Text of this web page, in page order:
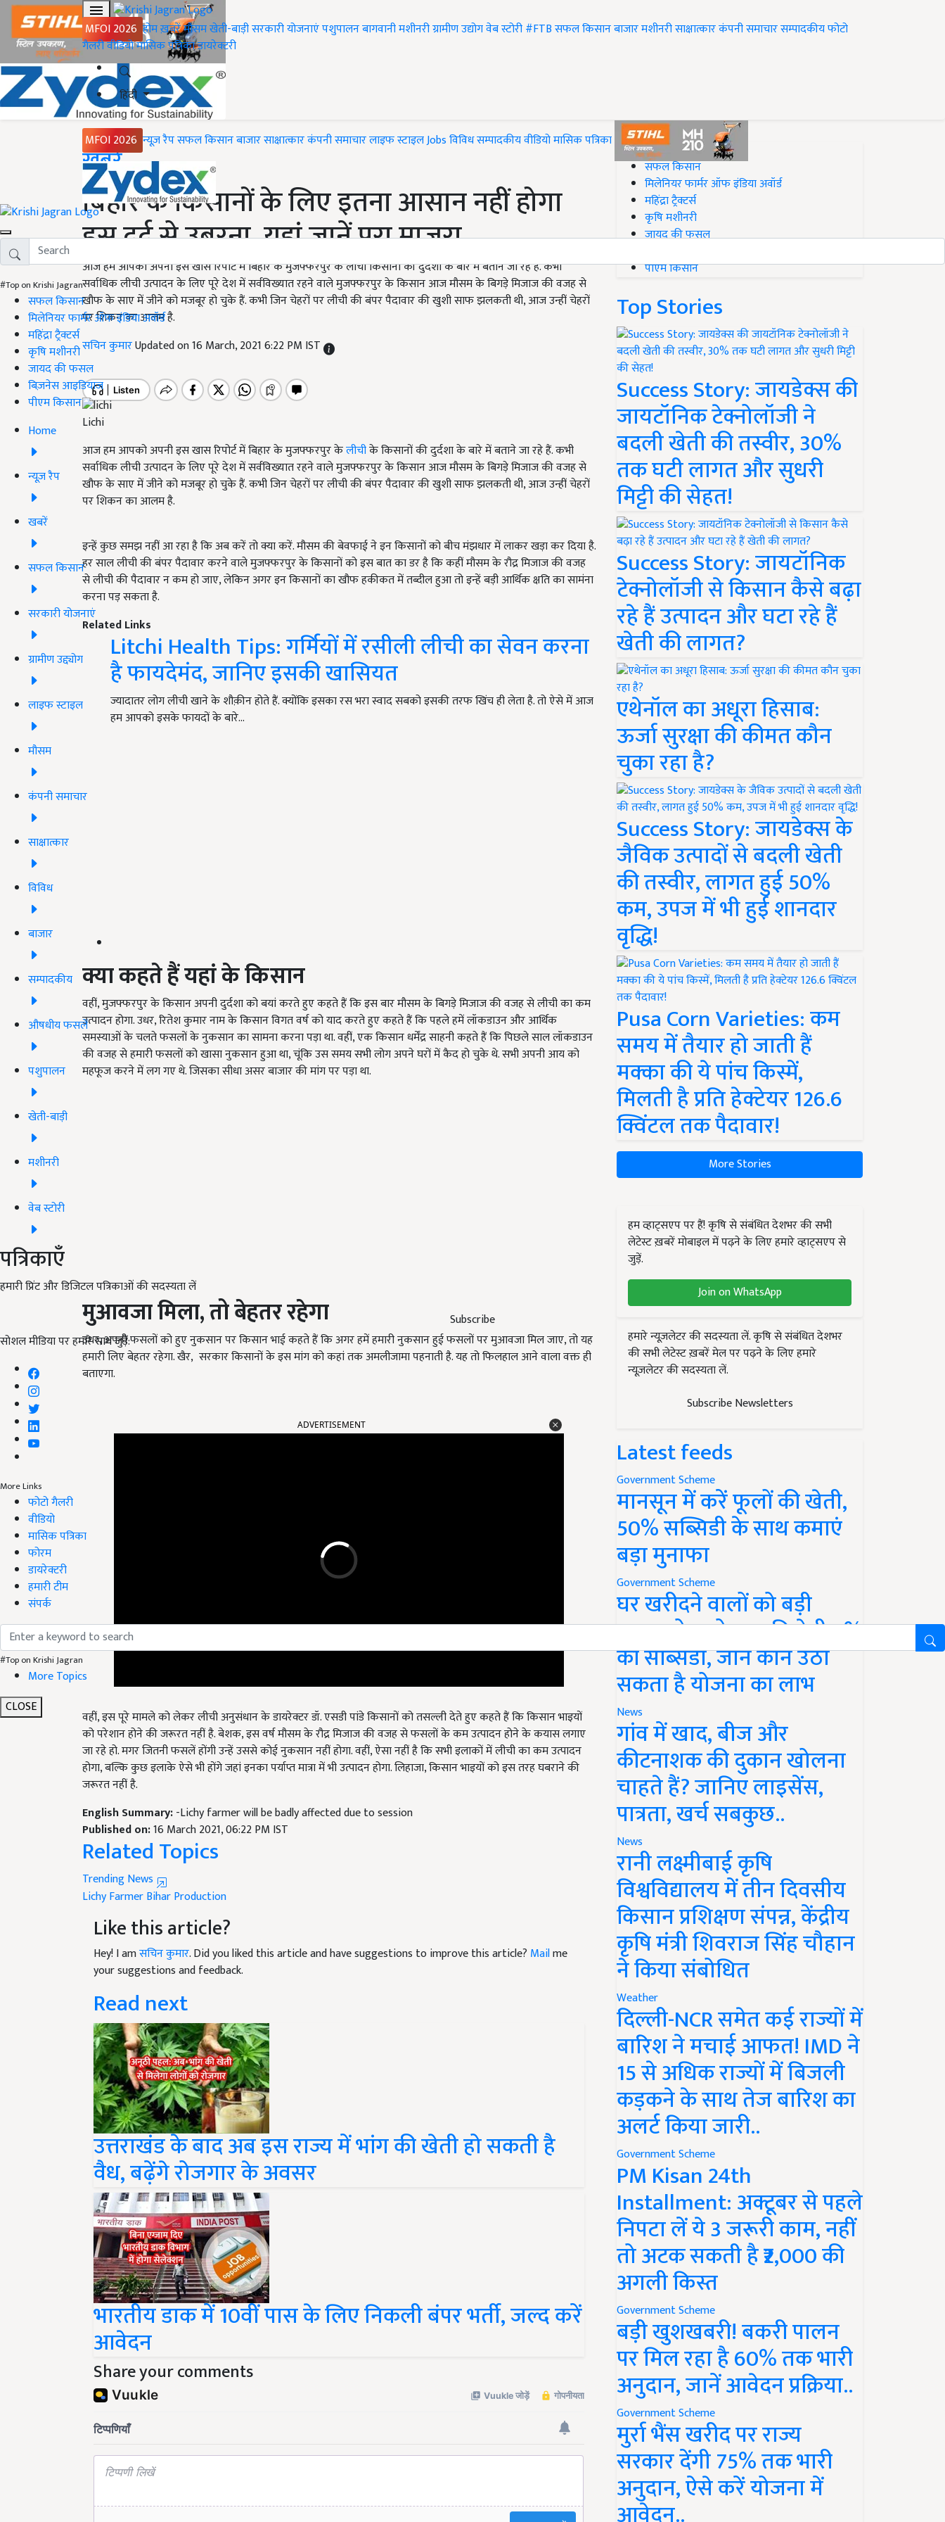
MFOI 2026 होमख़बरेंमौसमखेती-बाड़ीसरकारी योजनाएंपशुपालनबागवानीमशीनरीग्रामीण उद्योगवेब स्टोरी#FTBसफल किसानबाजारमशीनरीसाक्षात्कारकंपनी समाचारसम्पादकीयफोटो
गैलरीवीडियोमासिक पत्रिकाडायरेक्टरी
हिंदी
MFOI 2026 न्यूज़ रैपसफल किसानबाजारसाक्षात्कारकंपनी समाचारलाइफ स्टाइलJobsविविधसम्पादकीयवीडियोमासिक पत्रिका
#Top on Krishi Jagran
सफल किसान
मिलेनियर फार्मर ऑफ इंडिया अवॉर्ड
महिंद्रा ट्रैक्टर्स
कृषि मशीनरी
जायद की फसल
बिज़नेस आइडियाज
पीएम किसान
Home
न्यूज़ रैप
खबरें
सफल किसान
सरकारी योजनाएं
ग्रामीण उद्द्योग
लाइफ स्टाइल
मौसम
कंपनी समाचार
साक्षात्कार
विविध
बाजार
सम्पादकीय
औषधीय फसलें
पशुपालन
खेती-बाड़ी
मशीनरी
वेब स्टोरी
पत्रिकाएँ
हमारी प्रिंट और डिजिटल पत्रिकाओं की सदस्यता लें
Subscribe
सोशल मीडिया पर हमारे साथ जुड़ें:
More Links
फोटो गैलरी
वीडियो
मासिक पत्रिका
फोरम
डायरेक्टरी
हमारी टीम
संपर्क
#Top on Krishi Jagran
More Topics
CLOSE
Home
ख़बरें
बिहार के किसानों के लिए इतना आसान नहीं होगा
इस दर्द से उबरना, यहां जानें पूरा माजरा
आज हम आपको अपनी इस खास रिपोर्ट में बिहार के मुजफ्फरपुर के लीची किसानों की दुर्दशा के बारे में बताने जा रहे हैं. कभी
सर्वाधिक लीची उत्पादन के लिए पूरे देश में सर्वविख्यात रहने वाले मुजफ्फरपुर के किसान आज मौसम के बिगड़े मिजाज की वजह से
खौफ के साए में जीने को मजबूर हो चुके हैं. कभी जिन चेहरों पर लीची की बंपर पैदावार की खुशी साफ झलकती थी, आज उन्हीं चेहरों
पर शिकन का आलम है.
सचिन कुमारUpdated on 16 March, 2021 6:22 PM IST
Lichi
आज हम आपको अपनी इस खास रिपोर्ट में बिहार के मुजफ्फरपुर केलीचीके किसानों की दुर्दशा के बारे में बताने जा रहे हैं. कभी
सर्वाधिक लीची उत्पादन के लिए पूरे देश में सर्वविख्यात रहने वाले मुजफ्फरपुर के किसान आज मौसम के बिगड़े मिजाज की वजह से
खौफ के साए में जीने को मजबूर हो चुके हैं. कभी जिन चेहरों पर लीची की बंपर पैदावार की खुशी साफ झलकती थी, आज उन्हीं चेहरों
पर शिकन का आलम है.
इन्हें कुछ समझ नहीं आ रहा है कि अब करें तो क्या करें. मौसम की बेवफाई ने इन किसानों को बीच मंझधार में लाकर खड़ा कर दिया है.
हर साल लीची की बंपर पैदावार करने वाले मुजफ्फरपुर के किसानों को इस बात का डर है कि कहीं मौसम के रौद्र मिजाज की वजह
से लीची की पैदावार न कम हो जाए, लेकिन अगर इन किसानों का खौफ हकीकत में तब्दील हुआ तो इन्हें बड़ी आर्थिक क्षति का सामंना
करना पड़ सकता है.
Related Links
Litchi Health Tips: गर्मियों में रसीली लीची का सेवन करना
है फायदेमंद, जानिए इसकी खासियत
ज्यादातर लोग लीची खाने के शौक़ीन होते हैं. क्योंकि इसका रस भरा स्वाद सबको इसकी तरफ खिंच ही लेता है. तो ऐसे में आज
हम आपको इसके फायदों के बारे…
क्या कहते हैं यहां के किसान
वहीं, मुजफ्फरपुर के किसान अपनी दुर्दशा को बयां करते हुए कहते हैं कि इस बार मौसम के बिगड़े मिजाज की वजह से लीची का कम
उत्पादन होगा. उधर, रितेश कुमार नाम के किसान विगत वर्ष को याद करते हुए कहते हैं कि पहले हमें लॉकडाउन और आर्थिक
समस्याओं के चलते फसलों के नुकसान का सामना करना पड़ा था. वहीं, एक किसान धर्मेंद्र साहनी कहते हैं कि पिछले साल लॉकडाउन
की वजह से हमारी फसलों को खासा नुकसान हुआ था, चूंकि उस समय सभी लोग अपने घरों में कैद हो चुके थे. सभी अपनी आय को
महफूज करने में लग गए थे. जिसका सीधा असर बाजार की मांग पर पड़ा था.
मुआवजा मिला, तो बेहतर रहेगा
उधर, अपनी फसलों को हुए नुकसान पर किसान भाई कहते हैं कि अगर हमें हमारी नुकसान हुई फसलों पर मुआवजा मिल जाए, तो यह
हमारी लिए बेहतर रहेगा. खैर, सरकार किसानों के इस मांग को कहां तक अमलीजामा पहनाती है. यह तो फिलहाल आने वाला वक्त ही
बताएगा.
ADVERTISEMENT
वहीं, इस पूरे मामले को लेकर लीची अनुसंधान के डायरेक्टर डॉ. एसडी पांडे किसानों को तसल्ली देते हुए कहते हैं कि किसान भाइयों
को परेशान होने की जरूरत नहीं है. बेशक, इस वर्ष मौसम के रौद्र मिजाज की वजह से फसलों के कम उत्पादन होने के कयास लगाए
जा रहे हो. मगर जितनी फसलें होंगी उन्हें उससे कोई नुकसान नहीं होगा. वहीं, ऐसा नहीं है कि सभी इलाकों में लीची का कम उत्पादन
होगा, बल्कि कुछ इलाके ऐसे भी होंगे जहां इनका पर्याप्त मात्रा में भी उत्पादन होगा. लिहाजा, किसान भाइयों को इस तरह घबराने की
जरूरत नहीं है.
English Summary:-Lichy farmer will be badly affected due to session
Published on:16 March 2021, 06:22 PM IST
Related Topics
Trending News
Lichy FarmerBiharProduction
Like this article?
Hey! I amसचिन कुमार. Did you liked this article and have suggestions to improve this article? Mailme
your suggestions and feedback.
Read next
उत्तराखंड के बाद अब इस राज्य में भांग की खेती हो सकती है
वैध, बढ़ेंगे रोजगार के अवसर
भारतीय डाक में 10वीं पास के लिए निकली बंपर भर्ती, जल्द करें
आवेदन
Share your comments
#Top on Krishi Jagran
सफल किसान
मिलेनियर फार्मर ऑफ इंडिया अवॉर्ड
महिंद्रा ट्रैक्टर्स
कृषि मशीनरी
जायद की फसल
पीएम किसान
Top Stories
Success Story: जायडेक्स की
जायटॉनिक टेक्नोलॉजी ने
बदली खेती की तस्वीर, 30%
तक घटी लागत और सुधरी
मिट्टी की सेहत!
Success Story: जायटॉनिक
टेक्नोलॉजी से किसान कैसे बढ़ा
रहे हैं उत्पादन और घटा रहे हैं
खेती की लागत?
एथेनॉल का अधूरा हिसाब:
ऊर्जा सुरक्षा की कीमत कौन
चुका रहा है?
Success Story: जायडेक्स के
जैविक उत्पादों से बदली खेती
की तस्वीर, लागत हुई 50%
कम, उपज में भी हुई शानदार
वृद्धि!
Pusa Corn Varieties: कम
समय में तैयार हो जाती हैं
मक्का की ये पांच किस्में,
मिलती है प्रति हेक्टेयर 126.6
क्विंटल तक पैदावार!
More Stories
हम व्हाट्सएप पर हैं! कृषि से संबंधित देशभर की सभी
लेटेस्ट ख़बरें मोबाइल में पढ़ने के लिए हमारे व्हाट्सएप से
जुड़ें.
Join on WhatsApp
हमारे न्यूज़लेटर की सदस्यता लें. कृषि से संबंधित देशभर
की सभी लेटेस्ट ख़बरें मेल पर पढ़ने के लिए हमारे
न्यूज़लेटर की सदस्यता लें.
Subscribe Newsletters
Latest feeds
Government Scheme
मानसून में करें फूलों की खेती,
50% सब्सिडी के साथ कमाएं
बड़ा मुनाफा
Government Scheme
घर खरीदने वालों को बड़ी
राहत, होम लोन पर मिलेगी 4%
की सब्सिडी, जानें कौन उठा
सकता है योजना का लाभ
News
गांव में खाद, बीज और
कीटनाशक की दुकान खोलना
चाहते हैं? जानिए लाइसेंस,
पात्रता, खर्च सबकुछ..
News
रानी लक्ष्मीबाई कृषि
विश्वविद्यालय में तीन दिवसीय
किसान प्रशिक्षण संपन्न, केंद्रीय
कृषि मंत्री शिवराज सिंह चौहान
ने किया संबोधित
Weather
दिल्ली-NCR समेत कई राज्यों में
बारिश ने मचाई आफत! IMD ने
15 से अधिक राज्यों में बिजली
कड़कने के साथ तेज बारिश का
अलर्ट किया जारी..
Government Scheme
PM Kisan 24th
Installment: अक्टूबर से पहले
निपटा लें ये 3 जरूरी काम, नहीं
तो अटक सकती है ₹2,000 की
अगली किस्त
Government Scheme
बड़ी खुशखबरी! बकरी पालन
पर मिल रहा है 60% तक भारी
अनुदान, जानें आवेदन प्रक्रिया..
Government Scheme
मुर्रा भैंस खरीद पर राज्य
सरकार देंगी 75% तक भारी
अनुदान, ऐसे करें योजना में